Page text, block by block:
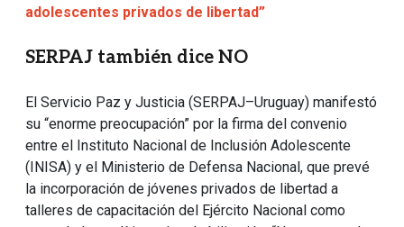
adolescentes privados de libertad”
SERPAJ también dice NO
El Servicio Paz y Justicia (SERPAJ–Uruguay) manifestó
su “enorme preocupación” por la firma del convenio
entre el Instituto Nacional de Inclusión Adolescente
(INISA) y el Ministerio de Defensa Nacional, que prevé
la incorporación de jóvenes privados de libertad a
talleres de capacitación del Ejército Nacional como